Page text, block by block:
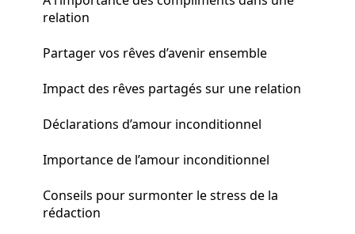
relation
Partager vos rêves d’avenir ensemble
Impact des rêves partagés sur une relation
Déclarations d’amour inconditionnel
Importance de l’amour inconditionnel
Conseils pour surmonter le stress de la
rédaction